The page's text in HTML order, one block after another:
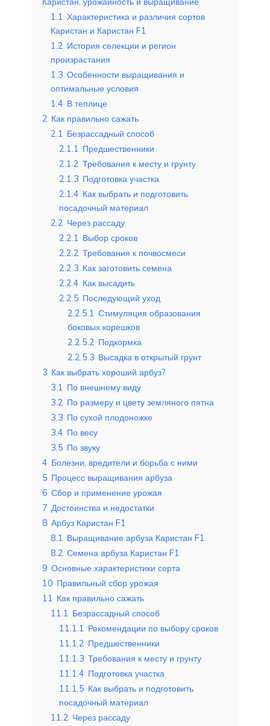
1.1 Характеристика и различия сортов
Каристан и Каристан F1
1.2 История селекции и регион
произрастания
1.3 Особенности выращивания и
оптимальные условия
1.4 В теплице
2 Как правильно сажать
2.1 Безрассадный способ
2.1.1 Предшественники
2.1.2 Требования к месту и грунту
2.1.3 Подготовка участка
2.1.4 Как выбрать и подготовить
посадочный материал
2.2 Через рассаду
2.2.1 Выбор сроков
2.2.2 Требования к почвосмеси
2.2.3 Как заготовить семена
2.2.4 Как высадить
2.2.5 Последующий уход
2.2.5.1 Стимуляция образования
боковых корешков
2.2.5.2 Подкормка
2.2.5.3 Высадка в открытый грунт
3 Как выбрать хороший арбуз?
3.1 По внешнему виду
3.2 По размеру и цвету земляного пятна
3.3 По сухой плодоножке
3.4 По весу
3.5 По звуку
4 Болезни, вредители и борьба с ними
5 Процесс выращивания арбуза
6 Сбор и применение урожая
7 Достоинства и недостатки
8 Арбуз Каристан F1
8.1 Выращивание арбуза Каристан F1
8.2 Семена арбуза Каристан F1
9 Основные характеристики сорта
10 Правильный сбор урожая
11 Как правильно сажать
11.1 Безрассадный способ
11.1.1 Рекомендации по выбору сроков
11.1.2 Предшественники
11.1.3 Требования к месту и грунту
11.1.4 Подготовка участка
11.1.5 Как выбрать и подготовить
посадочный материал
11.2 Через рассаду